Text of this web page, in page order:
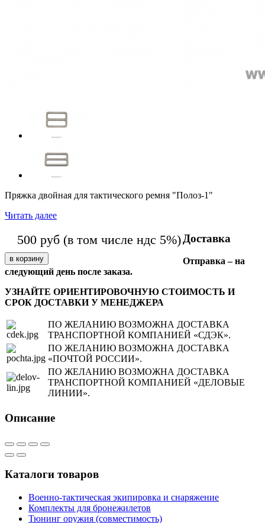
Пряжка двойная для тактического ремня "Полоз-1"
Читать далее
500 руб (в том числе ндс 5%) Доставка
Отправка – на
следующий день после заказа.
УЗНАЙТЕ ОРИЕНТИРОВОЧНУЮ СТОИМОСТЬ И
СРОК ДОСТАВКИ У МЕНЕДЖЕРА
ПО ЖЕЛАНИЮ ВОЗМОЖНА ДОСТАВКА
ТРАНСПОРТНОЙ КОМПАНИЕЙ «СДЭК».
ПО ЖЕЛАНИЮ ВОЗМОЖНА ДОСТАВКА
«ПОЧТОЙ РОССИИ».
ПО ЖЕЛАНИЮ ВОЗМОЖНА ДОСТАВКА
ТРАНСПОРТНОЙ КОМПАНИЕЙ «ДЕЛОВЫЕ
ЛИНИИ».
Описание
Каталоги товаров
Военно-тактическая экипировка и снаряжение
Комплекты для бронежилетов
Тюнинг оружия (совместимость)